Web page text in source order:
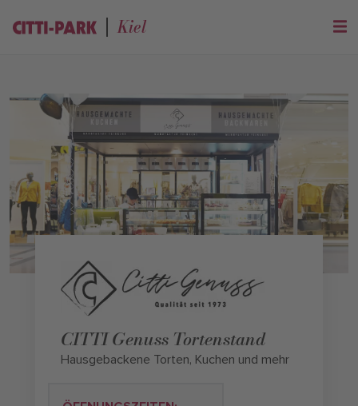
Kiel
CITTI Genuss Tortenstand
Hausgebackene Torten, Kuchen und mehr